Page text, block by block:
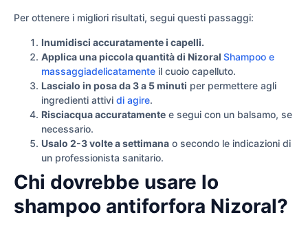
Per ottenere i migliori risultati, segui questi passaggi:
Inumidisci accuratamente i capelli.
Applica una piccola quantità di Nizoral Shampoo e
massaggiadelicatamente il cuoio capelluto.
Lascialo in posa da 3 a 5 minuti per permettere agli
ingredienti attivi di agire.
Risciacqua accuratamente e segui con un balsamo, se
necessario.
Usalo 2-3 volte a settimana o secondo le indicazioni di
un professionista sanitario.
Chi dovrebbe usare lo
shampoo antiforfora Nizoral?